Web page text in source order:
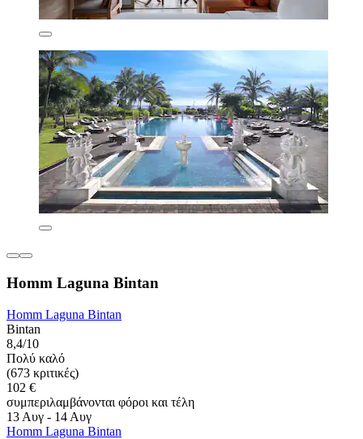
Homm Laguna Bintan
Homm Laguna Bintan
Bintan
8,4/10
Πολύ καλό
(673 κριτικές)
102 €
συμπεριλαμβάνονται φόροι και τέλη
13 Αυγ - 14 Αυγ
Homm Laguna Bintan